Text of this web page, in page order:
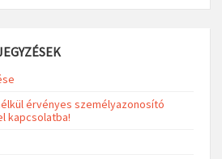
érvényes személyazonosító
kapcsolatba!